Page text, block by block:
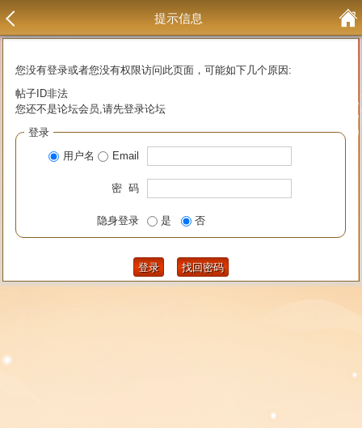
提示信息
您没有登录或者您没有权限访问此页面，可能如下几个原因:
帖子ID非法
您还不是论坛会员,请先登录论坛
登录
用户名
Email
密 码
隐身登录 是 否